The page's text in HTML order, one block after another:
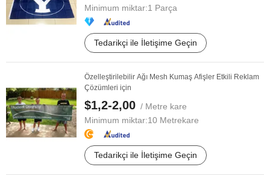
Minimum miktar:1 Parça
Tedarikçi ile İletişime Geçin
Özelleştirilebilir Ağı Mesh Kumaş Afişler Etkili Reklam
Çözümleri için
$1,2-2,00 / Metre kare
Minimum miktar:10 Metrekare
Tedarikçi ile İletişime Geçin